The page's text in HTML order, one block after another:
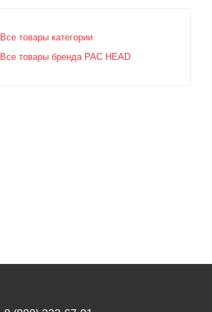
Все товары категории
Все товары бренда PAC HEAD